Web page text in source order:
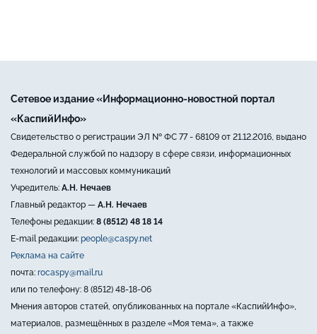
Сетевое издание «Информационно-новостной портал
«КаспийИнфо»
Свидетельство о регистрации ЭЛ № ФС 77 - 68109 от 21.12.2016, выдано
Федеральной службой по надзору в сфере связи, информационных
технологий и массовых коммуникаций
Учредитель: А.Н. Нечаев
Главный редактор — А.Н. Нечаев
Телефоны редакции: 8 (8512) 48 18 14
E-mail редакции: people@caspy.net
Реклама на сайте
почта: rocaspy@mail.ru
или по телефону: 8 (8512) 48-18-06
Мнения авторов статей, опубликованных на портале «КаспийИнфо»,
материалов, размещённых в разделе «Моя тема», а также